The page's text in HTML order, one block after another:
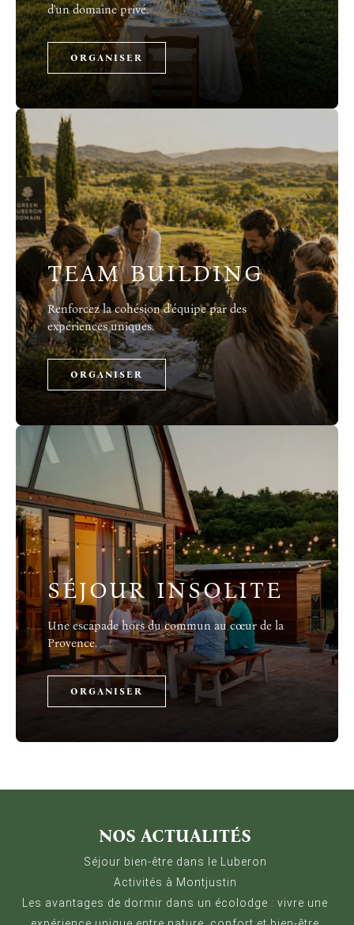
d'un domaine privé.
ORGANISER
TEAM BUILDING
Renforcez la cohésion d'équipe par des
expériences uniques.
ORGANISER
SÉJOUR INSOLITE
Une escapade hors du commun au cœur de la
Provence.
ORGANISER
NOS ACTUALITÉS
Séjour bien-être dans le Luberon
Activités à Montjustin
Les avantages de dormir dans un écolodge : vivre une